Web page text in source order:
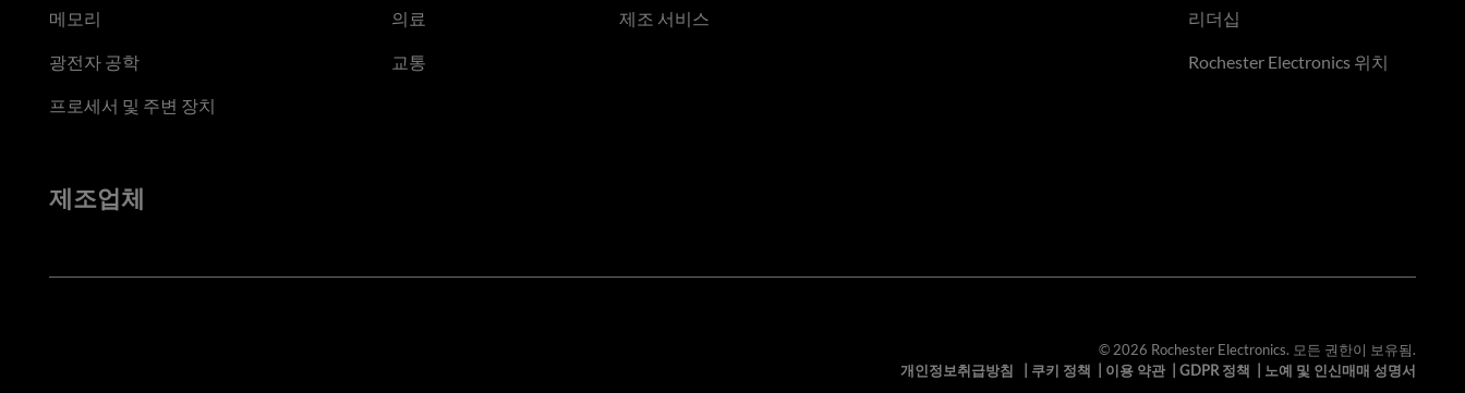
메모리
광전자 공학
프로세서 및 주변 장치
의료
교통
제조 서비스 리더십
Rochester Electronics 위치
제조업체
© 2026 Rochester Electronics. 모든 권한이 보유됨.
개인정보취급방침
쿠키 정책 이용 약관| GDPR 정책 노예 및 인신매매 성명서